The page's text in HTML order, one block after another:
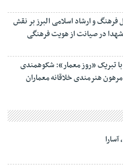
فرهنگ و ارشاد اسلامی البرز بر نقش
در صیانت از هویت فرهنگی
تبریک «روز معمار»: شکوهمندی
هنرمندی خلاقانه معماران